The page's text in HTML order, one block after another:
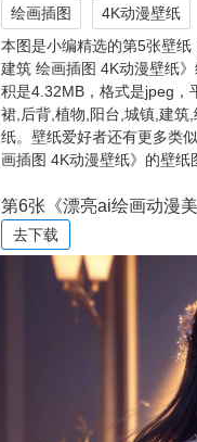
绘画插图
4K动漫壁纸
本图是小编精选的第5张壁
建筑 绘画插图 4K动漫壁纸
积是4.32MB，格式是jpeg，
裙,后背,植物,阳台,城镇,建筑
纸。壁纸爱好者还有更多类
画插图 4K动漫壁纸》的壁纸
第6张《漂亮ai绘画动漫
去下载